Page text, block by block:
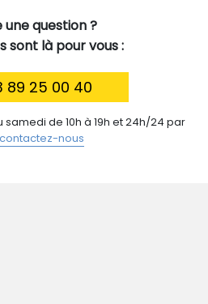
une question ?
sont là pour vous :
89 25 00 40
de 10h à 19h et 24h/24 par
contactez-nous